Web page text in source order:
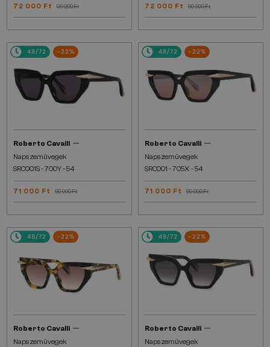
72 000 Ft 90 000 Ft 72 000 Ft 90 000 Ft
48/72 -22%
Roberto Cavalli —
Napszemüvegek
SRC001S - 700Y - 54
71 000 Ft 90 000 Ft
48/72 -22%
Roberto Cavalli —
Napszemüvegek
SRC001 - 705X - 54
71 000 Ft 90 000 Ft
48/72 -22%
Roberto Cavalli —
Napszemüvegek
48/72 -22%
Roberto Cavalli —
Napszemüvegek